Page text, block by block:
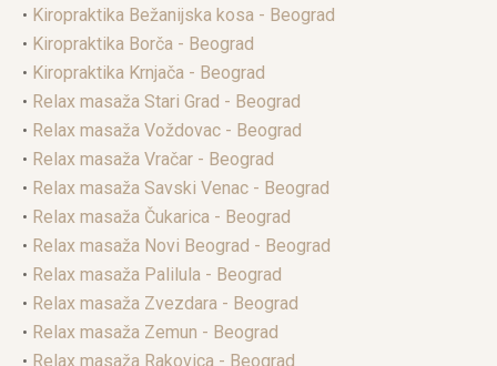
• Kiropraktika Bežanijska kosa - Beograd
• Kiropraktika Borča - Beograd
• Kiropraktika Krnjača - Beograd
• Relax masaža Stari Grad - Beograd
• Relax masaža Voždovac - Beograd
• Relax masaža Vračar - Beograd
• Relax masaža Savski Venac - Beograd
• Relax masaža Čukarica - Beograd
• Relax masaža Novi Beograd - Beograd
• Relax masaža Palilula - Beograd
• Relax masaža Zvezdara - Beograd
• Relax masaža Zemun - Beograd
• Relax masaža Rakovica - Beograd